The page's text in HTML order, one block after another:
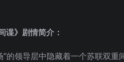
》剧情简介：
领导层中隐藏着一个苏联双重